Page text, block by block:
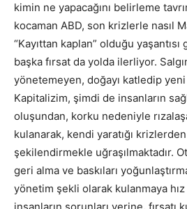
kimin ne yapacağını belirleme
kocaman ABD, son krizlerle nasıl
“Kayıttan kaplan” olduğu
başka fırsat da yolda ilerliyor.
yönetemeyen, doğayı katledip
Kapitalizim, şimdi de insanların
oluşundan, korku nedeniyle
kulanarak, kendi yaratığı krizlerden
şekilendirmekle uğraşılmaktadır.
geri alma ve baskıları
yönetim şekli olarak kulanmaya